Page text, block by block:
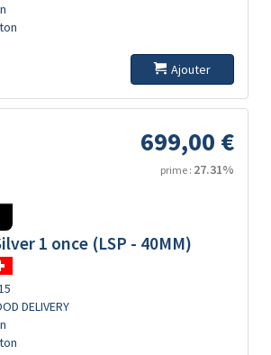
Ajouter
699,00 €
prime : 27.31%
1 once (LSP - 40MM)
DELIVERY